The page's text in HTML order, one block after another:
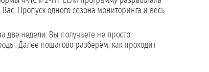
Пропуск одного сезона мониторинга и весь
две недели. Вы получаете не просто
Далее пошагово разберём, как проходит